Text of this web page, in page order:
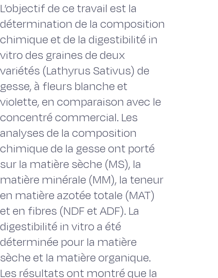
L’objectif de ce travail est la
détermination de la composition
chimique et de la digestibilité in
vitro des graines de deux
variétés (Lathyrus Sativus) de
gesse, à fleurs blanche et
violette, en comparaison avec le
concentré commercial. Les
analyses de la composition
chimique de la gesse ont porté
sur la matière sèche (MS), la
matière minérale (MM), la teneur
en matière azotée totale (MAT)
et en fibres (NDF et ADF). La
digestibilité in vitro a été
déterminée pour la matière
sèche et la matière organique.
Les résultats ont montré que la